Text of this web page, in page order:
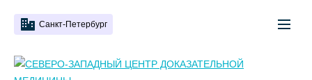
Санкт-Петербург